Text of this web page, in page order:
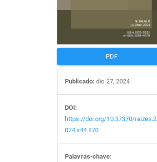
PDF
Publicado: dic 27, 2024
DOI:
https://doi.org/10.37370/raizes.2
024.v44.870
Palavras-chave: